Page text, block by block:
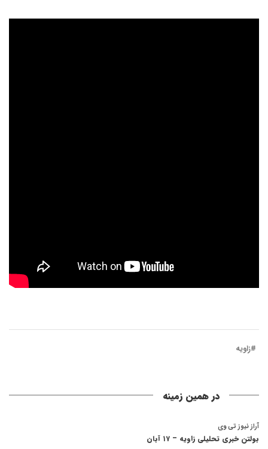
#زاویه
در همین زمینه
آراز نیوز تی وی
بولتن خبری تحلیلی زاویه – ۱۷ آبان